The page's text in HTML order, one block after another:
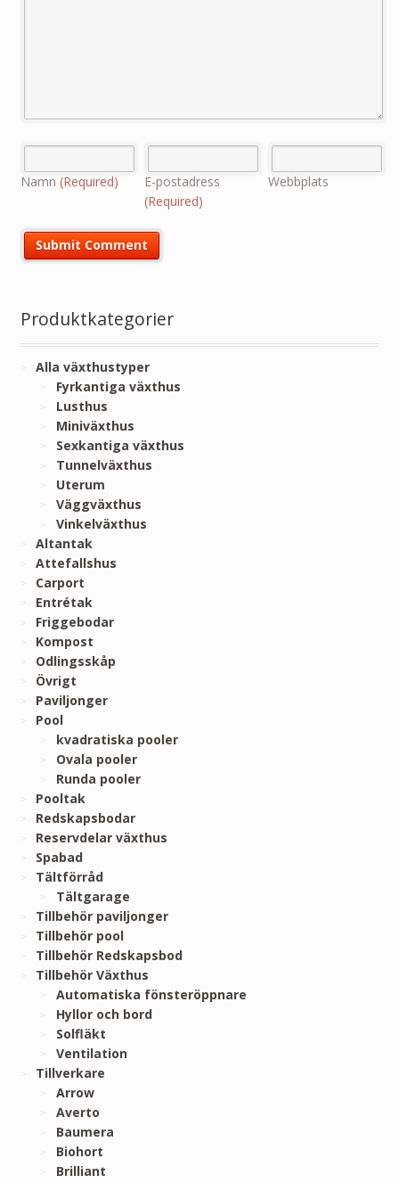
Namn (Required)
E-postadress
(Required)
Webbplats
Produktkategorier
Alla växthustyper
Fyrkantiga växthus
Lusthus
Miniväxthus
Sexkantiga växthus
Tunnelväxthus
Uterum
Väggväxthus
Vinkelväxthus
Altantak
Attefallshus
Carport
Entrétak
Friggebodar
Kompost
Odlingsskåp
Övrigt
Paviljonger
Pool
kvadratiska pooler
Ovala pooler
Runda pooler
Pooltak
Redskapsbodar
Reservdelar växthus
Spabad
Tältförråd
Tältgarage
Tillbehör paviljonger
Tillbehör pool
Tillbehör Redskapsbod
Tillbehör Växthus
Automatiska fönsteröppnare
Hyllor och bord
Solfläkt
Ventilation
Tillverkare
Arrow
Averto
Baumera
Biohort
Brilliant